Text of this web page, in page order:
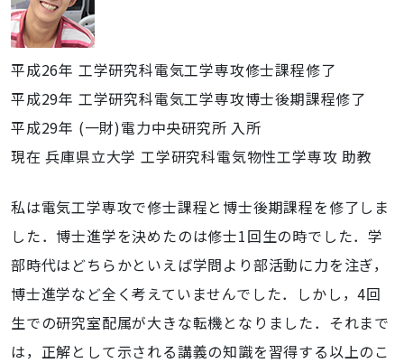
平成26年 工学研究科電気工学専攻修士課程修了
平成29年 工学研究科電気工学専攻博士後期課程修了
平成29年 (一財)電力中央研究所 入所
現在 兵庫県立大学 工学研究科電気物性工学専攻 助教
私は電気工学専攻で修士課程と博士後期課程を修了しま
した．博士進学を決めたのは修士1回生の時でした．学
部時代はどちらかといえば学問より部活動に力を注ぎ，
博士進学など全く考えていませんでした．しかし，4回
生での研究室配属が大きな転機となりました．それまで
は，正解として示される講義の知識を習得する以上のこ